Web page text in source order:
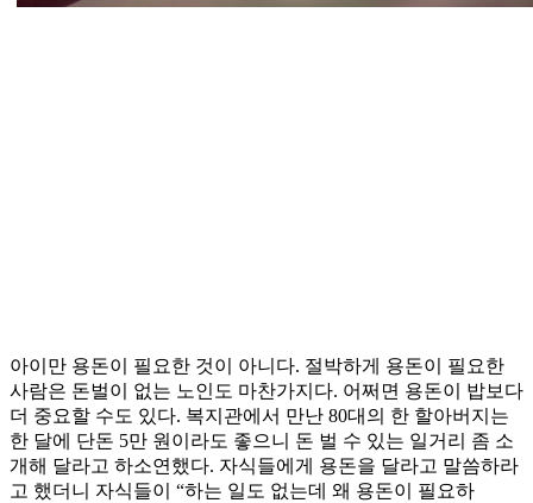
아이만 용돈이 필요한 것이 아니다. 절박하게 용돈이 필요한
사람은 돈벌이 없는 노인도 마찬가지다. 어쩌면 용돈이 밥보다
더 중요할 수도 있다. 복지관에서 만난 80대의 한 할아버지는
한 달에 단돈 5만 원이라도 좋으니 돈 벌 수 있는 일거리 좀 소
개해 달라고 하소연했다. 자식들에게 용돈을 달라고 말씀하라
고 했더니 자식들이 “하는 일도 없는데 왜 용돈이 필요하